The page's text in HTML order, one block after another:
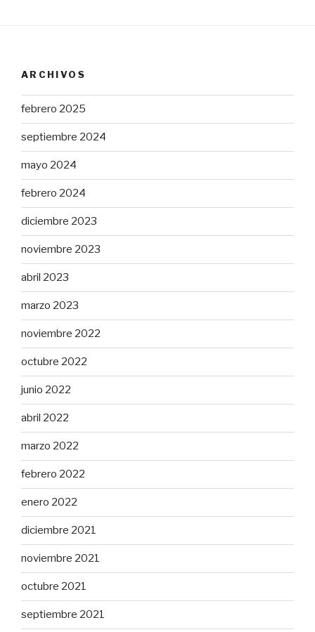
ARCHIVOS
febrero 2025
septiembre 2024
mayo 2024
febrero 2024
diciembre 2023
noviembre 2023
abril 2023
marzo 2023
noviembre 2022
octubre 2022
junio 2022
abril 2022
marzo 2022
febrero 2022
enero 2022
diciembre 2021
noviembre 2021
octubre 2021
septiembre 2021